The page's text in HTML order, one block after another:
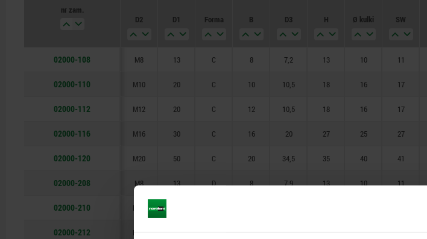
M12
nr zam.
D2
D1 Forma B D3 H Ø kulki SW
02000-108 M8 13 C 8 7,2 13 10 11
02000-110 M10 20 C 10 10,5 18 16 17
02000-112 M12 20 C 12 10,5 18 16 17
02000-116 M16 30 C 16 20 27 25 27
02000-120 M20 50 C 20 34,5 35 40 41
02000-208 M8 13 D 8 7,9 13 10 11
02000-210 M10
02000-212 M12 20 D 12 12,7 18 16 17